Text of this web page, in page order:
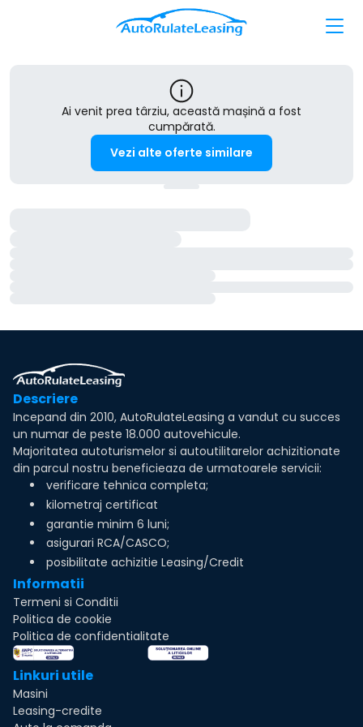
Ai venit prea târziu, această mașină a fost
cumpărată.
Vezi alte oferte similare
Descriere
Incepand din 2010, AutoRulateLeasing a vandut cu succes
un numar de peste 18.000 autovehicule.
Majoritatea autoturismelor si autoutilitarelor achizitionate
din parcul nostru beneficieaza de urmatoarele servicii:
verificare tehnica completa;
kilometraj certificat
garantie minim 6 luni;
asigurari RCA/CASCO;
posibilitate achizitie Leasing/Credit
Informatii
Termeni si Conditii
Politica de cookie
Politica de confidentialitate
Linkuri utile
Masini
Leasing-credite